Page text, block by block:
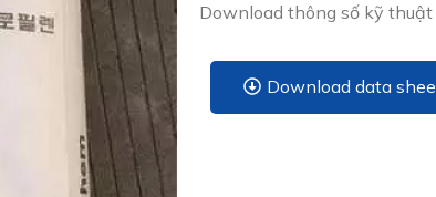
Download thông số kỹ thuật
Download data